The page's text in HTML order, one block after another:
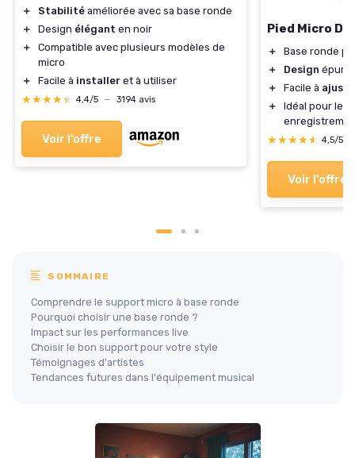
＋ Stabilité améliorée avec sa base ronde
＋
Design élégant en noir
＋
Compatible avec plusieurs modèles de
micro
＋
Facile à installer et à utiliser
★★★★★
★★★★★ 4,4/5 — 3194 avis
Voir l'offre
Pied Micro
＋
Base ronde
＋
Design épuré
＋
Facile à
＋
Idéal pour les
★★★★★
★★★★★ 4,5/5
Voir l'offre
SOMMAIRE
Comprendre le support micro à base ronde
Pourquoi choisir une base ronde ?
Impact sur les performances live
Choisir le bon support pour votre style
Témoignages d'artistes
Tendances futures dans l'équipement musical